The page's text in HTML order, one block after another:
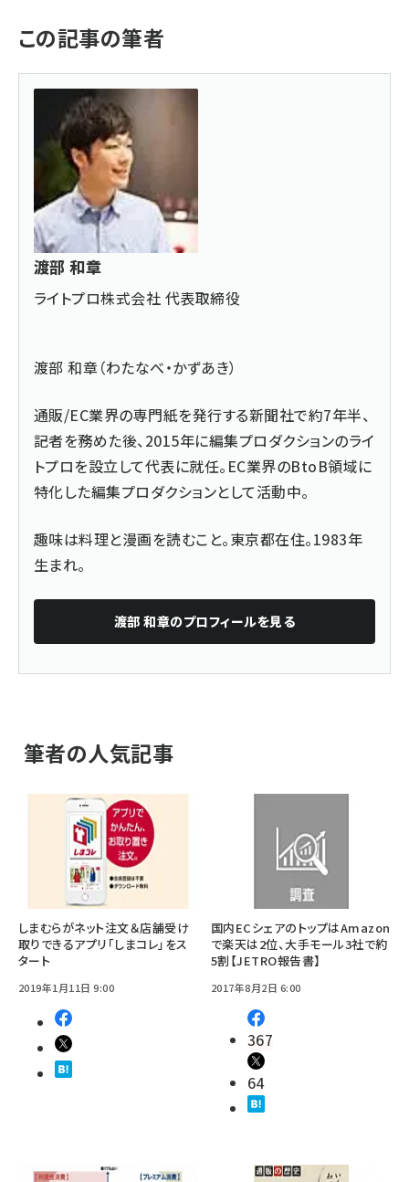
この記事の筆者
渡部 和章
ライトプロ株式会社 代表取締役
渡部 和章（わたなべ・かずあき）
通販/EC業界の専門紙を発行する新聞社で約7年半、
記者を務めた後、2015年に編集プロダクションのライ
トプロを設立して代表に就任。EC業界のBtoB領域に
特化した編集プロダクションとして活動中。
趣味は料理と漫画を読むこと。東京都在住。1983年
生まれ。
渡部 和章のプロフィールを見る
筆者の人気記事
しまむらがネット注文＆店舗受け
取りできるアプリ「しまコレ」をス
タート
2019年1月11日 9:00
国内ECシェアのトップはAmazon
で楽天は2位、大手モール3社で約
5割【JETRO報告書】
2017年8月2日 6:00
367
64